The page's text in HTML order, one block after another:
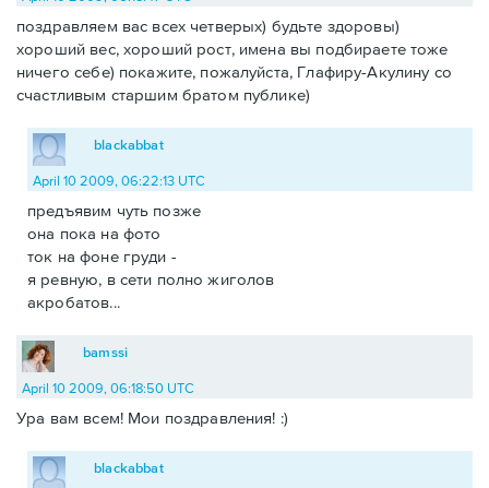
поздравляем вас всех четверых) будьте здоровы)
хороший вес, хороший рост, имена вы подбираете тоже
ничего себе) покажите, пожалуйста, Глафиру-Акулину со
счастливым старшим братом публике)
blackabbat
April 10 2009, 06:22:13 UTC
предъявим чуть позже
она пока на фото
ток на фоне груди -
я ревную, в сети полно жиголов
акробатов...
bamssi
April 10 2009, 06:18:50 UTC
Ура вам всем! Мои поздравления! :)
blackabbat